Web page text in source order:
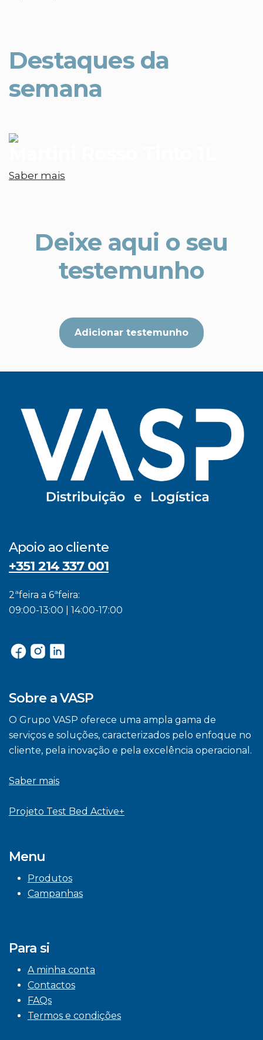
Destaques da
semana
Saber mais
Deixe aqui o seu
testemunho
Adicionar testemunho
Apoio ao cliente
+351 214 337 001
2ªfeira a 6ªfeira:
09:00-13:00 | 14:00-17:00
Sobre a VASP
O Grupo VASP oferece uma ampla gama de
serviços e soluções, caracterizados pelo enfoque no
cliente, pela inovação e pela excelência operacional.
Saber mais
Projeto Test Bed Active+
Menu
Produtos
Campanhas
Para si
A minha conta
Contactos
FAQs
Termos e condições